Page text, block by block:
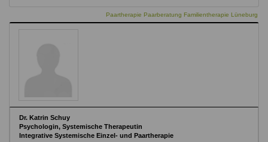
Paartherapie Paarberatung Familientherapie Lüneburg
Dr. Katrin Schuy
Psychologin, Systemische Therapeutin
Integrative Systemische Einzel- und Paartherapie